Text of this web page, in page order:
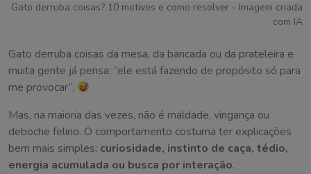
Gato derruba coisas? 10 motivos e como resolver - Imagem criada
com IA
Gato derruba coisas da mesa, da bancada ou da prateleira e
muita gente já pensa: “ele está fazendo de propósito só para
me provocar”.
Mas, na maioria das vezes, não é maldade, vingança ou
deboche felino. O comportamento costuma ter explicações
bem mais simples: curiosidade, instinto de caça, tédio,
energia acumulada ou busca por interação.